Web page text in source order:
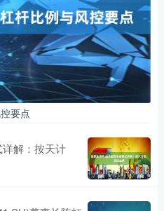
要点
解：按天计